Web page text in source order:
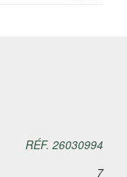
RÉF. 26030994
7